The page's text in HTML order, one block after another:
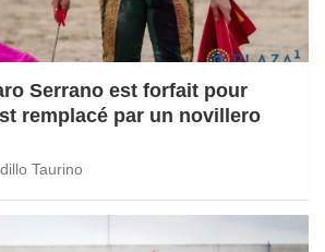
Serrano est forfait pour
remplacé par un novillero
Taurino